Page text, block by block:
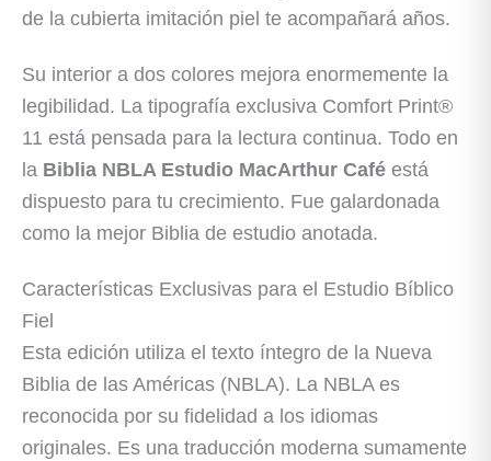
de la cubierta imitación piel te acompañará años.
Su interior a dos colores mejora enormemente la
legibilidad. La tipografía exclusiva Comfort Print®
11 está pensada para la lectura continua. Todo en
la Biblia NBLA Estudio MacArthur Café está
dispuesto para tu crecimiento. Fue galardonada
como la mejor Biblia de estudio anotada.
Características Exclusivas para el Estudio Bíblico
Fiel
Esta edición utiliza el texto íntegro de la Nueva
Biblia de las Américas (NBLA). La NBLA es
reconocida por su fidelidad a los idiomas
originales. Es una traducción moderna sumamente